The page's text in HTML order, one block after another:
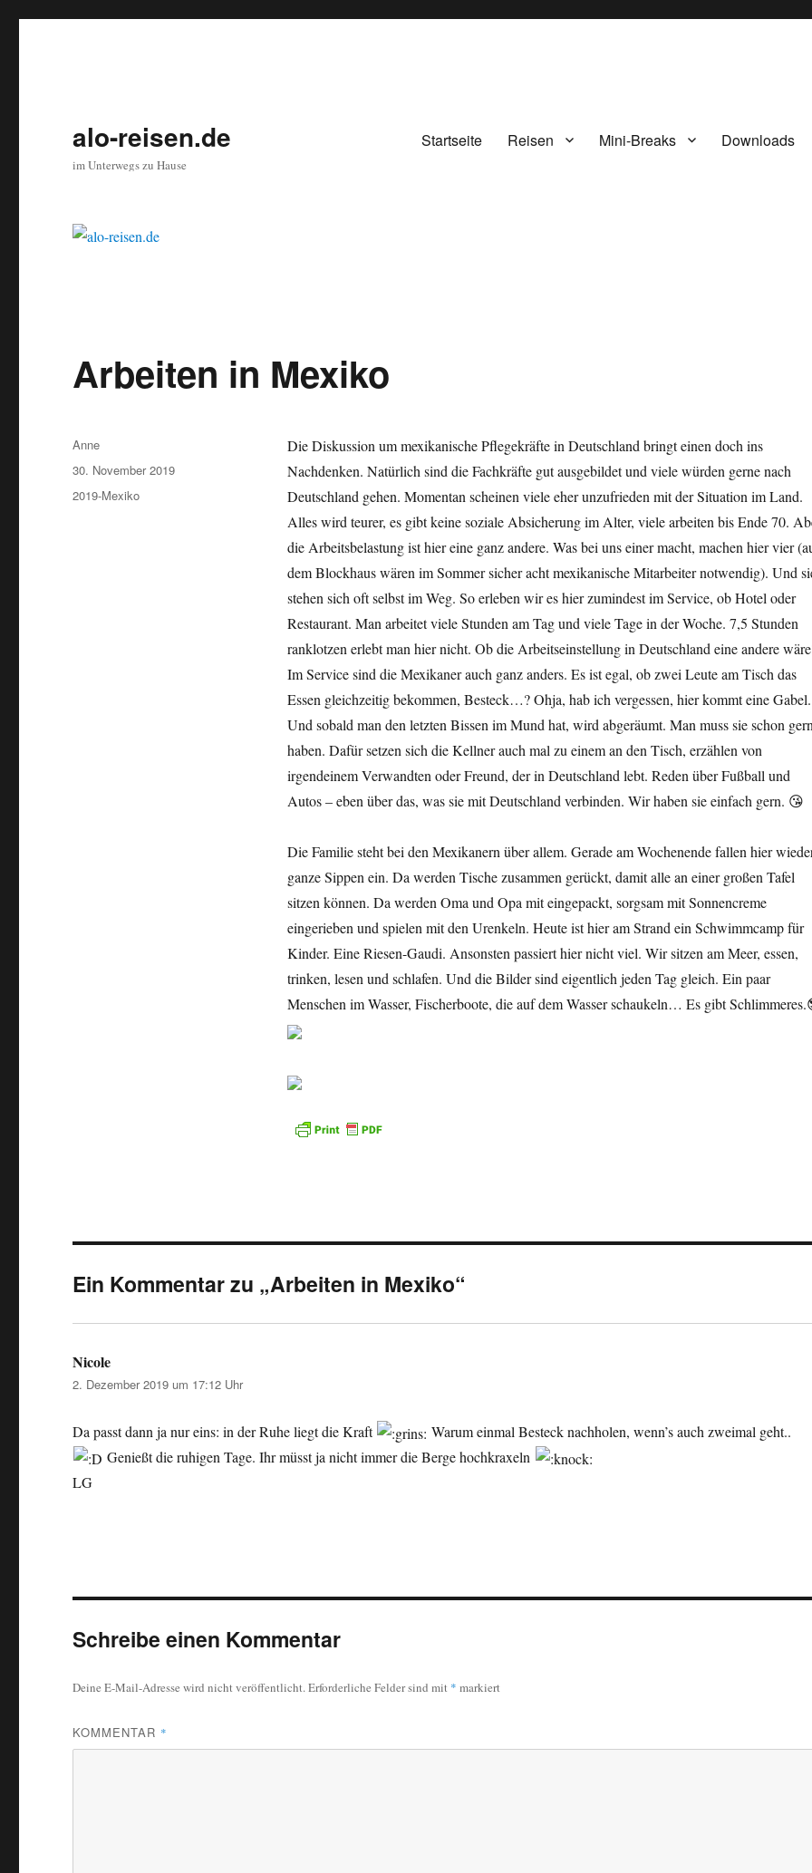
alo-reisen.de
im Unterwegs zu Hause
Startseite Reisen Mini-Breaks Downloads
Arbeiten in Mexiko
Die Diskussion um mexikanische Pflegekräfte in Deutschland bringt einen doch ins
Nachdenken. Natürlich sind die Fachkräfte gut ausgebildet und viele würden gerne nach
Deutschland gehen. Momentan scheinen viele eher unzufrieden mit der Situation im Land.
Alles wird teurer, es gibt keine soziale Absicherung im Alter, viele arbeiten bis Ende 70.
die Arbeitsbelastung ist hier eine ganz andere. Was bei uns einer macht, machen hier vier
dem Blockhaus wären im Sommer sicher acht mexikanische Mitarbeiter notwendig). Und
stehen sich oft selbst im Weg. So erleben wir es hier zumindest im Service, ob Hotel oder
Restaurant. Man arbeitet viele Stunden am Tag und viele Tage in der Woche. 7,5 Stunden
ranklotzen erlebt man hier nicht. Ob die Arbeitseinstellung in Deutschland eine andere
Im Service sind die Mexikaner auch ganz anders. Es ist egal, ob zwei Leute am Tisch das
Essen gleichzeitig bekommen, Besteck…? Ohja, hab ich vergessen, hier kommt eine Gabel.
Und sobald man den letzten Bissen im Mund hat, wird abgeräumt. Man muss sie schon
haben. Dafür setzen sich die Kellner auch mal zu einem an den Tisch, erzählen von
irgendeinem Verwandten oder Freund, der in Deutschland lebt. Reden über Fußball und
Autos – eben über das, was sie mit Deutschland verbinden. Wir haben sie einfach gern. 😘
Die Familie steht bei den Mexikanern über allem. Gerade am Wochenende fallen hier
ganze Sippen ein. Da werden Tische zusammen gerückt, damit alle an einer großen Tafel
sitzen können. Da werden Oma und Opa mit eingepackt, sorgsam mit Sonnencreme
eingerieben und spielen mit den Urenkeln. Heute ist hier am Strand ein Schwimmcamp für
Kinder. Eine Riesen-Gaudi. Ansonsten passiert hier nicht viel. Wir sitzen am Meer, essen,
trinken, lesen und schlafen. Und die Bilder sind eigentlich jeden Tag gleich. Ein paar
Menschen im Wasser, Fischerboote, die auf dem Wasser schaukeln… Es gibt
Autor
Anne
Veröffentlicht
am
30. November 2019
Kategorien
2019-Mexiko
Ein Kommentar zu „Arbeiten in Mexiko“
Nicole
2. Dezember 2019 um 17:12 Uhr
Da passt dann ja nur eins: in der Ruhe liegt die Kraft
Warum einmal Besteck nachholen, wenn’s auch zweimal geht..
Genießt die ruhigen Tage. Ihr müsst ja nicht immer die Berge hochkraxeln
LG
Schreibe einen Kommentar
Deine E-Mail-Adresse wird nicht veröffentlicht.Erforderliche Felder sind mit * markiert
KOMMENTAR *